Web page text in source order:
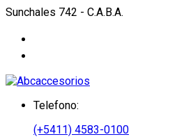
Sunchales 742 - C.A.B.A.
Telefono:
(+5411) 4583-0100